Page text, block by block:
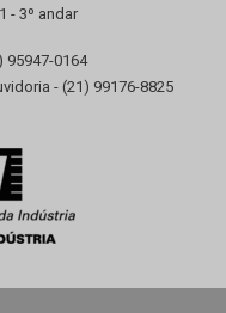
- 3º andar
95947-0164
- (21) 99176-8825